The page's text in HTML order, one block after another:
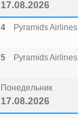
17.08.2026
4 Pyramids Airlines
5 Pyramids Airlines
Понедельник
17.08.2026